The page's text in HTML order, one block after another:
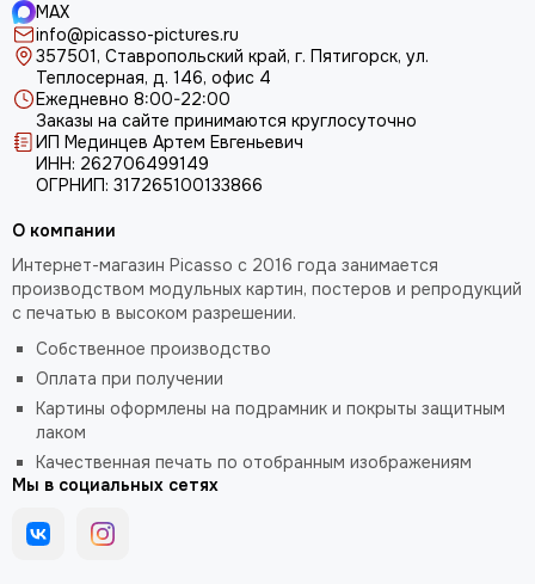
MAX
info@picasso-pictures.ru
357501, Ставропольский край, г. Пятигорск, ул.
Теплосерная, д. 146, офис 4
Ежедневно 8:00-22:00
Заказы на сайте принимаются круглосуточно
ИП Мединцев Артем Евгеньевич
ИНН: 262706499149
ОГРНИП: 317265100133866
О компании
Интернет-магазин Picasso с 2016 года занимается
производством модульных картин, постеров и репродукций
с печатью в высоком разрешении.
Собственное производство
Оплата при получении
Картины оформлены на подрамник и покрыты защитным
лаком
Качественная печать по отобранным изображениям
Мы в социальных сетях